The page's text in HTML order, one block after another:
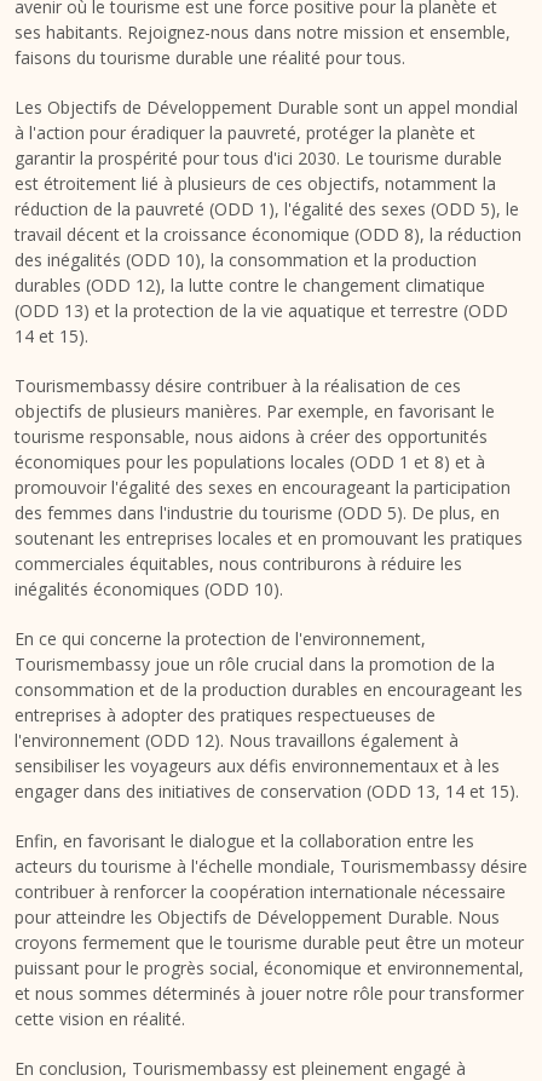
avenir où le tourisme est une force positive pour la planète et
ses habitants. Rejoignez-nous dans notre mission et ensemble,
faisons du tourisme durable une réalité pour tous.
Les Objectifs de Développement Durable sont un appel mondial
à l'action pour éradiquer la pauvreté, protéger la planète et
garantir la prospérité pour tous d'ici 2030. Le tourisme durable
est étroitement lié à plusieurs de ces objectifs, notamment la
réduction de la pauvreté (ODD 1), l'égalité des sexes (ODD 5), le
travail décent et la croissance économique (ODD 8), la réduction
des inégalités (ODD 10), la consommation et la production
durables (ODD 12), la lutte contre le changement climatique
(ODD 13) et la protection de la vie aquatique et terrestre (ODD
14 et 15).
Tourismembassy désire contribuer à la réalisation de ces
objectifs de plusieurs manières. Par exemple, en favorisant le
tourisme responsable, nous aidons à créer des opportunités
économiques pour les populations locales (ODD 1 et 8) et à
promouvoir l'égalité des sexes en encourageant la participation
des femmes dans l'industrie du tourisme (ODD 5). De plus, en
soutenant les entreprises locales et en promouvant les pratiques
commerciales équitables, nous contriburons à réduire les
inégalités économiques (ODD 10).
En ce qui concerne la protection de l'environnement,
Tourismembassy joue un rôle crucial dans la promotion de la
consommation et de la production durables en encourageant les
entreprises à adopter des pratiques respectueuses de
l'environnement (ODD 12). Nous travaillons également à
sensibiliser les voyageurs aux défis environnementaux et à les
engager dans des initiatives de conservation (ODD 13, 14 et 15).
Enfin, en favorisant le dialogue et la collaboration entre les
acteurs du tourisme à l'échelle mondiale, Tourismembassy désire
contribuer à renforcer la coopération internationale nécessaire
pour atteindre les Objectifs de Développement Durable. Nous
croyons fermement que le tourisme durable peut être un moteur
puissant pour le progrès social, économique et environnemental,
et nous sommes déterminés à jouer notre rôle pour transformer
cette vision en réalité.
En conclusion, Tourismembassy est pleinement engagé à